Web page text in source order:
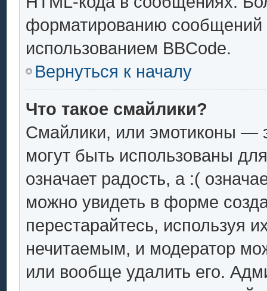
форматированию сообщений
использованием BBCode.
Вернуться к началу
Что такое смайлики?
Смайлики, или эмотиконы —
могут быть использованы
означает радость, а :(
можно увидеть в форме
перестарайтесь, используя
нечитаемым, и модератор
или вообще удалить его.